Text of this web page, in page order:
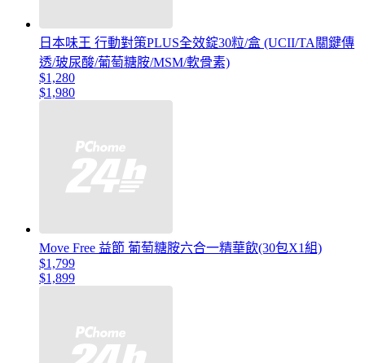
日本味王 行動對策PLUS全效錠30粒/盒 (UCII/TA關鍵傳
透/玻尿酸/葡萄糖胺/MSM/軟骨素)
$1,280
$1,980
Move Free 益節 葡萄糖胺六合一精華飲(30包X1組)
$1,799
$1,899